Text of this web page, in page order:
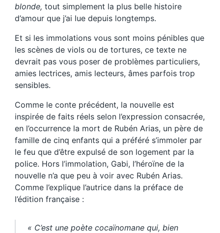
blonde, tout simplement la plus belle histoire
d’amour que j’ai lue depuis longtemps.
Et si les immolations vous sont moins pénibles que
les scènes de viols ou de tortures, ce texte ne
devrait pas vous poser de problèmes particuliers,
amies lectrices, amis lecteurs, âmes parfois trop
sensibles.
Comme le conte précédent, la nouvelle est
inspirée de faits réels selon l’expression consacrée,
en l’occurrence la mort de Rubén Arias, un père de
famille de cinq enfants qui a préféré s’immoler par
le feu que d’être expulsé de son logement par la
police. Hors l’immolation, Gabi, l’héroïne de la
nouvelle n’a que peu à voir avec Rubén Arias.
Comme l’explique l’autrice dans la préface de
l’édition française :
« C’est une poète cocaïnomane qui, bien